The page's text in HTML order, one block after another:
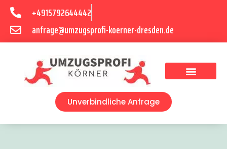
+4915792644442
anfrage@umzugsprofi-koerner-dresden.de
Unverbindliche Anfrage